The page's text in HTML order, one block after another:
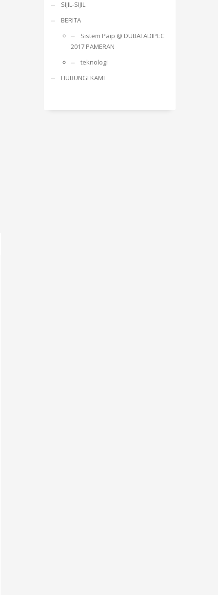
SIJIL-SIJIL
BERITA
Sistem Paip @ DUBAI ADIPEC
2017 PAMERAN
teknologi
HUBUNGI KAMI